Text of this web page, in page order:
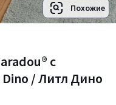
Похожие
с
/ Литл Дино